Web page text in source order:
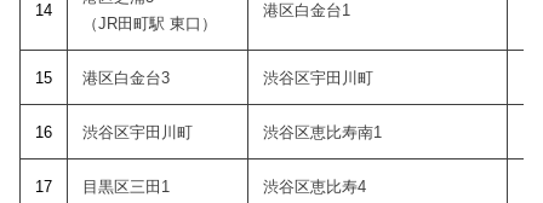
14
（JR田町駅 東口）
港区白金台1
15 港区白金台3 渋谷区宇田川町
16 渋谷区宇田川町 渋谷区恵比寿南1
17 目黒区三田1 渋谷区恵比寿4